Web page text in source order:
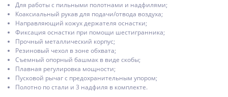
Для работы с пильными полотнами и надфилями;
Коаксиальный рукав для подачи/отвода воздуха;
Направляющий кожух держателя оснастки;
Фиксация оснастки при помощи шестигранника;
Прочный металлический корпус;
Резиновый чехол в зоне обхвата;
Съемный опорный башмак в виде скобы;
Плавная регулировка мощности;
Пусковой рычаг с предохранительным упором;
Полотно по стали и 3 надфиля в комплекте.